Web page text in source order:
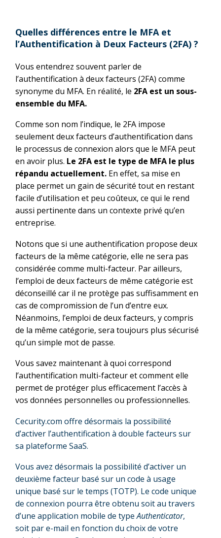
Quelles différences entre le MFA et
l’Authentification à Deux Facteurs (2FA) ?
Vous entendrez souvent parler de
l’authentification à deux facteurs (2FA) comme
synonyme du MFA. En réalité, le 2FA est un sous-
ensemble du MFA.
Comme son nom l’indique, le 2FA impose
seulement deux facteurs d’authentification dans
le processus de connexion alors que le MFA peut
en avoir plus. Le 2FA est le type de MFA le plus
répandu actuellement. En effet, sa mise en
place permet un gain de sécurité tout en restant
facile d’utilisation et peu coûteux, ce qui le rend
aussi pertinente dans un contexte privé qu’en
entreprise.
Notons que si une authentification propose deux
facteurs de la même catégorie, elle ne sera pas
considérée comme multi-facteur. Par ailleurs,
l’emploi de deux facteurs de même catégorie est
déconseillé car il ne protège pas suffisamment en
cas de compromission de l’un d’entre eux.
Néanmoins, l’emploi de deux facteurs, y compris
de la même catégorie, sera toujours plus sécurisé
qu’un simple mot de passe.
Vous savez maintenant à quoi correspond
l’authentification multi-facteur et comment elle
permet de protéger plus efficacement l’accès à
vos données personnelles ou professionnelles.
Cecurity.com offre désormais la possibilité
d’activer l’authentification à double facteurs sur
sa plateforme SaaS.
Vous avez désormais la possibilité d’activer un
deuxième facteur basé sur un code à usage
unique basé sur le temps (TOTP). Le code unique
de connexion pourra être obtenu soit au travers
d’une application mobile de typeAuthenticator,
soit par e-mail en fonction du choix de votre